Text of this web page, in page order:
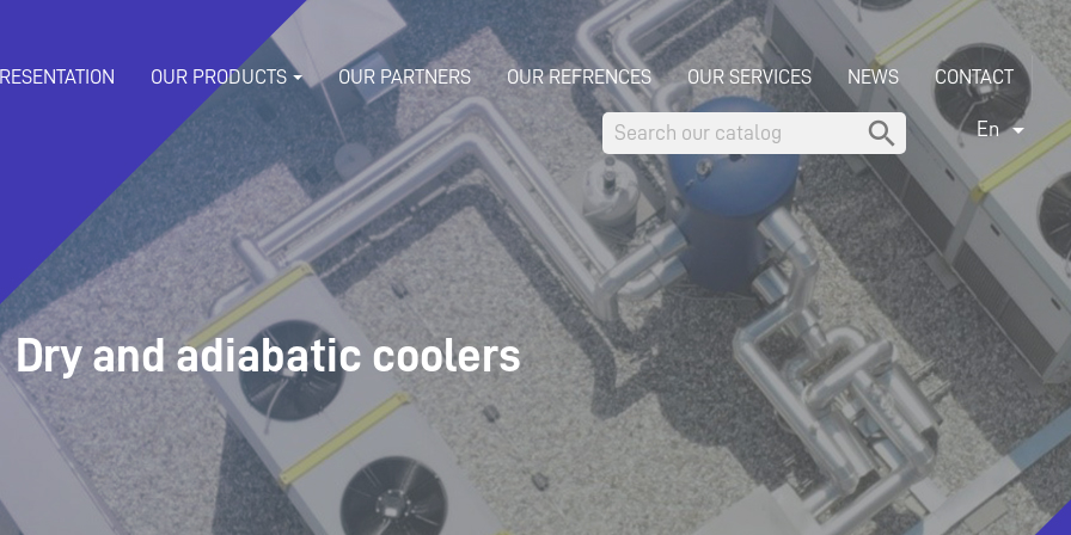
OUR PRODUCTS OUR PARTNERS OUR REFRENCES OUR SERVICES NEWS CONTACT
 En 
Dry and adiabatic coolers